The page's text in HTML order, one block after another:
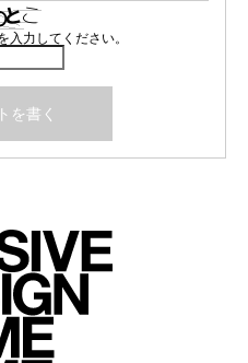
力してください。